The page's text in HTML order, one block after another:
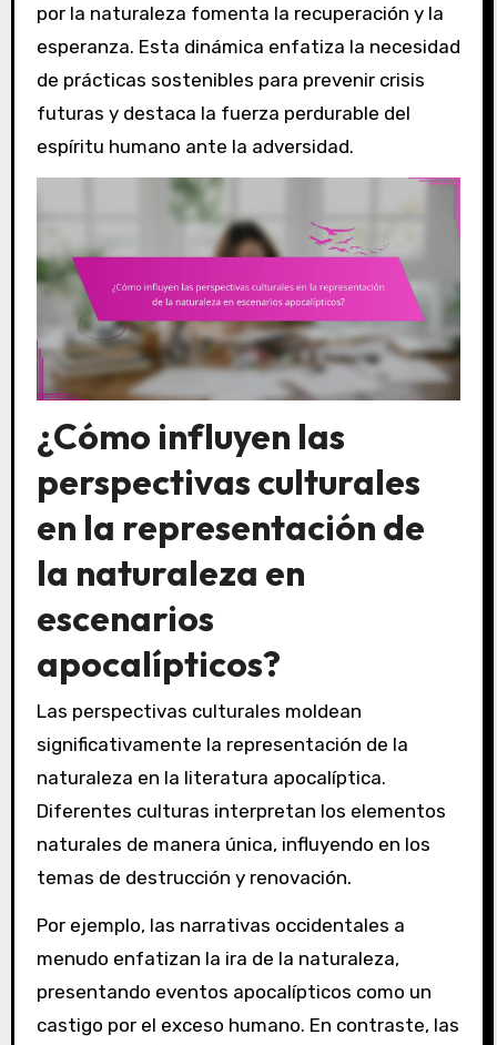
por la naturaleza fomenta la recuperación y la
esperanza. Esta dinámica enfatiza la necesidad
de prácticas sostenibles para prevenir crisis
futuras y destaca la fuerza perdurable del
espíritu humano ante la adversidad.
¿Cómo influyen las
perspectivas culturales
en la representación de
la naturaleza en
escenarios
apocalípticos?
Las perspectivas culturales moldean
significativamente la representación de la
naturaleza en la literatura apocalíptica.
Diferentes culturas interpretan los elementos
naturales de manera única, influyendo en los
temas de destrucción y renovación.
Por ejemplo, las narrativas occidentales a
menudo enfatizan la ira de la naturaleza,
presentando eventos apocalípticos como un
castigo por el exceso humano. En contraste, las